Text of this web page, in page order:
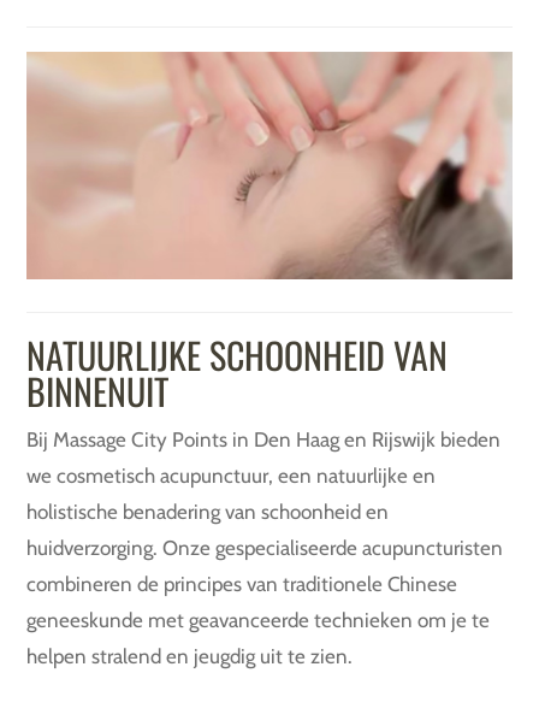
NATUURLIJKE SCHOONHEID VAN
BINNENUIT
Bij Massage City Points in Den Haag en Rijswijk bieden
we cosmetisch acupunctuur, een natuurlijke en
holistische benadering van schoonheid en
huidverzorging. Onze gespecialiseerde acupuncturisten
combineren de principes van traditionele Chinese
geneeskunde met geavanceerde technieken om je te
helpen stralend en jeugdig uit te zien.